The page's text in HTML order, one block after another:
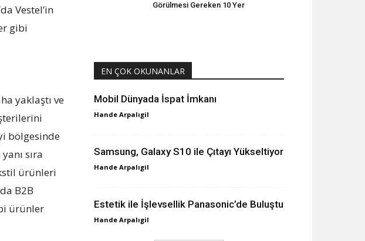
Vestel’in
gibi
yaklaştı ve
bölgesinde
sıra
ürünleri
B2B
ürünler
Görülmesi Gereken 10 Yer
EN ÇOK OKUNANLAR
Mobil Dünyada İspat İmkanı
Hande Arpalıgil
Samsung, Galaxy S10 ile Çıtayı Yükseltiyor
Hande Arpalıgil
Estetik ile İşlevsellik Panasonic’de Buluştu
Hande Arpalıgil